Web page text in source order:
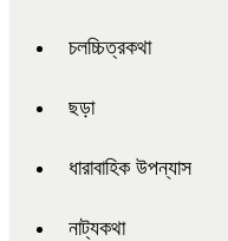
চলচ্চিত্রকথা
ছড়া
ধারাবাহিক উপন্যাস
নাট্যকথা